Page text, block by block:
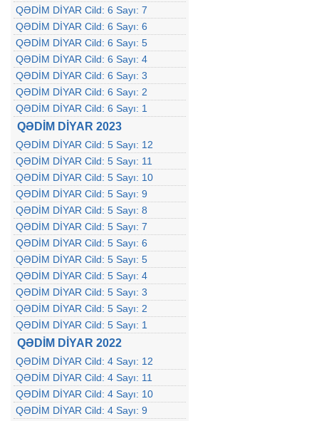
QƏDİM DİYAR Cild: 6 Sayı: 7
QƏDİM DİYAR Cild: 6 Sayı: 6
QƏDİM DİYAR Cild: 6 Sayı: 5
QƏDİM DİYAR Cild: 6 Sayı: 4
QƏDİM DİYAR Cild: 6 Sayı: 3
QƏDİM DİYAR Cild: 6 Sayı: 2
QƏDİM DİYAR Cild: 6 Sayı: 1
QƏDİM DİYAR 2023
QƏDİM DİYAR Cild: 5 Sayı: 12
QƏDİM DİYAR Cild: 5 Sayı: 11
QƏDİM DİYAR Cild: 5 Sayı: 10
QƏDİM DİYAR Cild: 5 Sayı: 9
QƏDİM DİYAR Cild: 5 Sayı: 8
QƏDİM DİYAR Cild: 5 Sayı: 7
QƏDİM DİYAR Cild: 5 Sayı: 6
QƏDİM DİYAR Cild: 5 Sayı: 5
QƏDİM DİYAR Cild: 5 Sayı: 4
QƏDİM DİYAR Cild: 5 Sayı: 3
QƏDİM DİYAR Cild: 5 Sayı: 2
QƏDİM DİYAR Cild: 5 Sayı: 1
QƏDİM DİYAR 2022
QƏDİM DİYAR Cild: 4 Sayı: 12
QƏDİM DİYAR Cild: 4 Sayı: 11
QƏDİM DİYAR Cild: 4 Sayı: 10
QƏDİM DİYAR Cild: 4 Sayı: 9